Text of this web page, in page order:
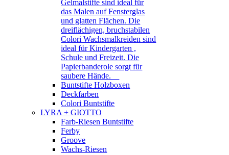
Gelmalstifte sind ideal für
das Malen auf Fensterglas
und glatten Flächen. Die
dreiflächigen, bruchstabilen
Colori Wachsmalkreiden sind
ideal für Kindergarten ,
Schule und Freizeit. Die
Papierbanderole sorgt für
saubere Hände.
Buntstifte Holzboxen
Deckfarben
Colori Buntstifte
LYRA + GIOTTO
Farb-Riesen Buntstifte
Ferby
Groove
Wachs-Riesen